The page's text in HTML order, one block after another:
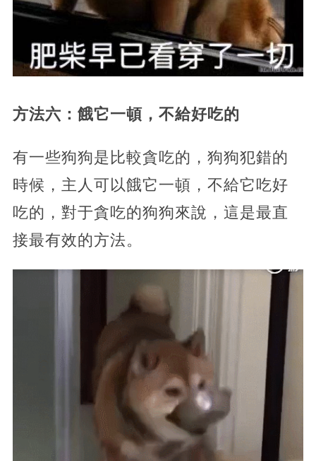
方法六：餓它一頓，不給好吃的
有一些狗狗是比較貪吃的，狗狗犯錯的
時候，主人可以餓它一頓，不給它吃好
吃的，對于貪吃的狗狗來說，這是最直
接最有效的方法。